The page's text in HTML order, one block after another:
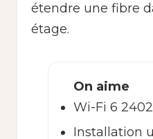
étendre une fibre
étage.
On aime
Wi-Fi 6
Installation